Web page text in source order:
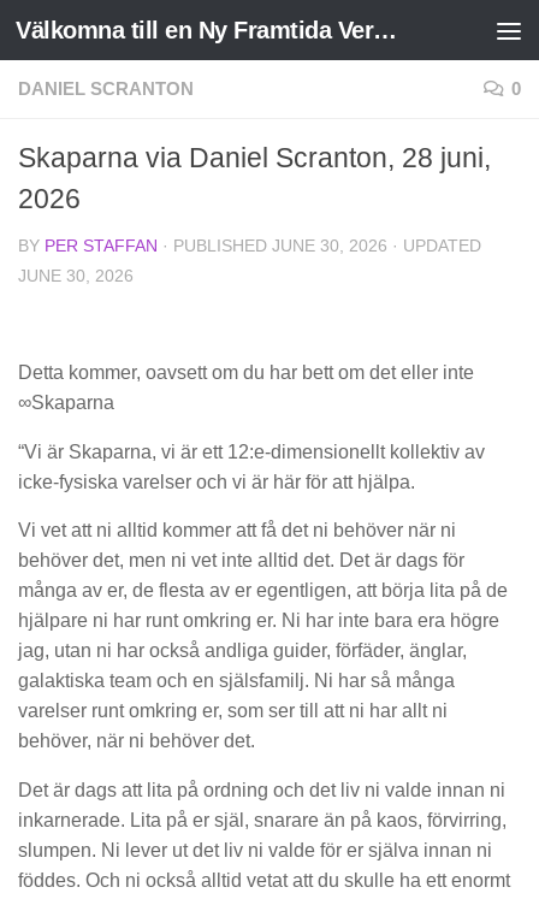
Skip to content Välkomna till en Ny Framtida Verklighet
DANIEL SCRANTON 0
Skaparna via Daniel Scranton, 28 juni,
2026
BY PER STAFFAN · PUBLISHED JUNE 30, 2026 · UPDATED
JUNE 30, 2026
Detta kommer, oavsett om du har bett om det eller inte
∞Skaparna
“Vi är Skaparna, vi är ett 12:e-dimensionellt kollektiv av
icke-fysiska varelser och vi är här för att hjälpa.
Vi vet att ni alltid kommer att få det ni behöver när ni
behöver det, men ni vet inte alltid det. Det är dags för
många av er, de flesta av er egentligen, att börja lita på de
hjälpare ni har runt omkring er. Ni har inte bara era högre
jag, utan ni har också andliga guider, förfäder, änglar,
galaktiska team och en själsfamilj. Ni har så många
varelser runt omkring er, som ser till att ni har allt ni
behöver, när ni behöver det.
Det är dags att lita på ordning och det liv ni valde innan ni
inkarnerade. Lita på er själ, snarare än på kaos, förvirring,
slumpen. Ni lever ut det liv ni valde för er själva innan ni
föddes. Och ni också alltid vetat att du skulle ha ett enormt